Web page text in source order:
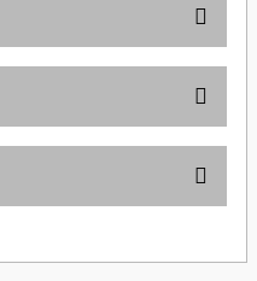
kullanarak tarafımıza